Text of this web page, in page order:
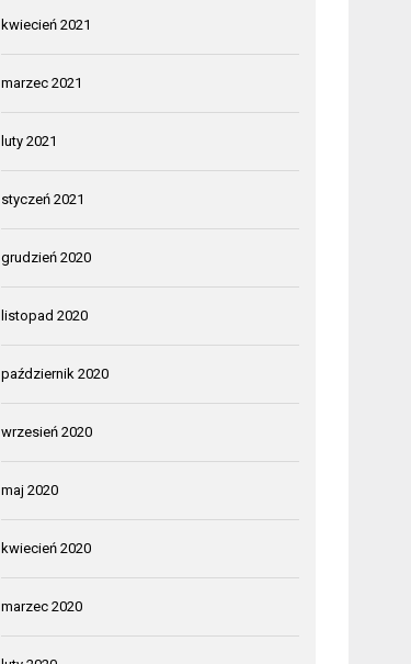
kwiecień 2021
marzec 2021
luty 2021
styczeń 2021
grudzień 2020
listopad 2020
październik 2020
wrzesień 2020
maj 2020
kwiecień 2020
marzec 2020